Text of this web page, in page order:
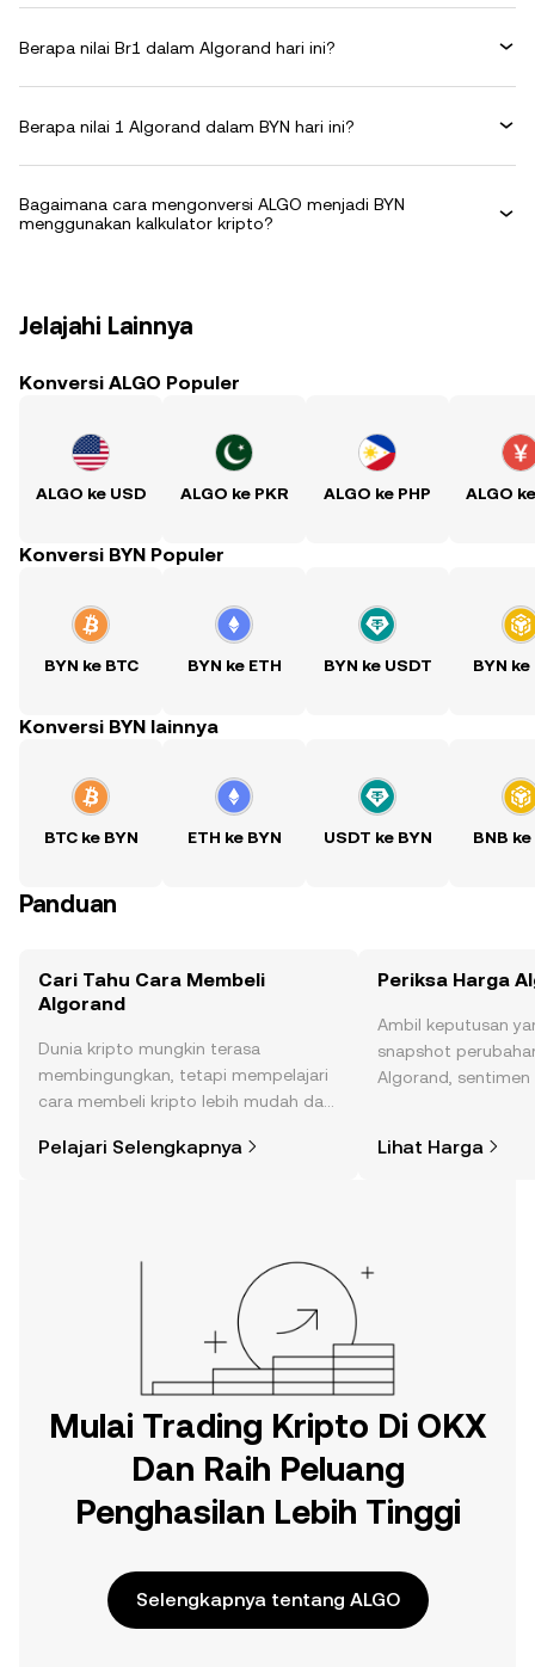
Berapa nilai Br1 dalam Algorand hari ini?
Berapa nilai 1 Algorand dalam BYN hari ini?
Bagaimana cara mengonversi ALGO menjadi BYN
menggunakan kalkulator kripto?
Jelajahi Lainnya
Konversi ALGO Populer
ALGO ke USD ALGO ke PKR ALGO ke PHP ALGO
Konversi BYN Populer
BYN ke BTC BYN ke ETH BYN ke USDT BYN ke
Konversi BYN lainnya
BTC ke BYN ETH ke BYN USDT ke BYN BNB ke
Panduan
Cari Tahu Cara Membeli
Algorand
Dunia kripto mungkin terasa
membingungkan, tetapi mempelajari
cara membeli kripto lebih mudah dari
di aplikasi seluler OKX, atau di sini di
Pelajari Selengkapnya
Periksa Harga
Ambil keputusan
snapshot
Algorand,
Lihat Harga
Mulai Trading Kripto Di OKX
Dan Raih Peluang
Penghasilan Lebih Tinggi
Selengkapnya tentang ALGO